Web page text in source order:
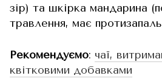
зір) та шкірка мандарина
травлення, має
Рекомендуємо: чаї,
квітковими добавками